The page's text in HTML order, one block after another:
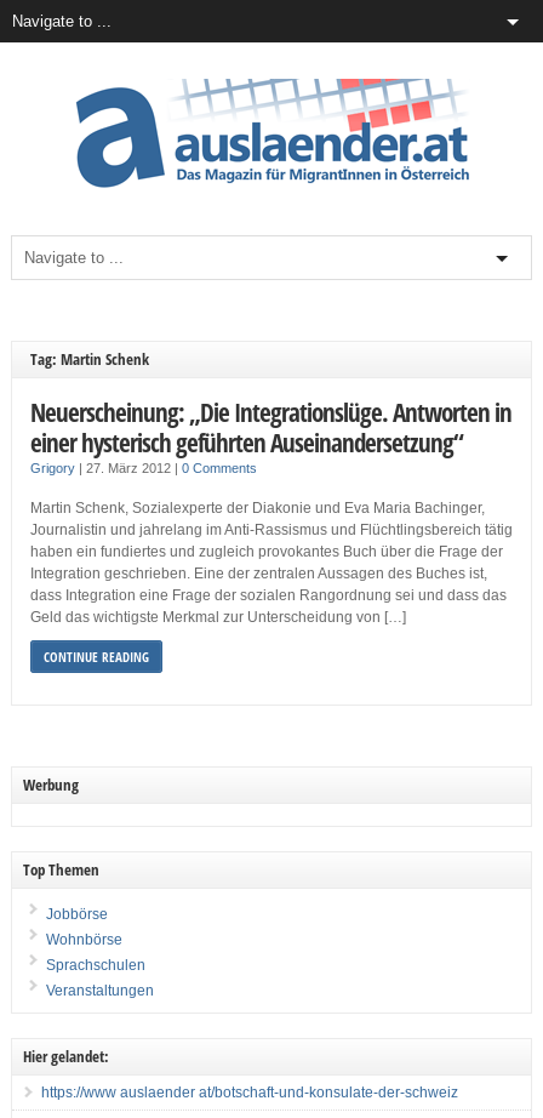
Tag: Martin Schenk
Neuerscheinung: „Die Integrationslüge. Antworten in
einer hysterisch geführten Auseinandersetzung“
Grigory| 27. März 2012 | 0 Comments
Martin Schenk, Sozialexperte der Diakonie und Eva Maria Bachinger,
Journalistin und jahrelang im Anti-Rassismus und Flüchtlingsbereich tätig
haben ein fundiertes und zugleich provokantes Buch über die Frage der
Integration geschrieben. Eine der zentralen Aussagen des Buches ist,
dass Integration eine Frage der sozialen Rangordnung sei und dass das
Geld das wichtigste Merkmal zur Unterscheidung von […]
CONTINUE READING
Werbung
Top Themen
Jobbörse
Wohnbörse
Sprachschulen
Veranstaltungen
Hier gelandet:
https://www auslaender at/botschaft-und-konsulate-der-schweiz